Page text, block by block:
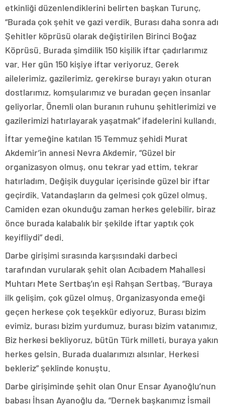
etkinliği düzenlendiklerini belirten başkan Turunç,
“Burada çok şehit ve gazi verdik. Burası daha sonra adı
Şehitler köprüsü olarak değiştirilen Birinci Boğaz
Köprüsü. Burada şimdilik 150 kişilik iftar çadırlarımız
var. Her gün 150 kişiye iftar veriyoruz. Gerek
ailelerimiz, gazilerimiz, gerekirse burayı yakın oturan
dostlarımız, komşularımız ve buradan geçen insanlar
geliyorlar. Önemli olan buranın ruhunu şehitlerimizi ve
gazilerimizi hatırlayarak yaşatmak” ifadelerini kullandı.
İftar yemeğine katılan 15 Temmuz şehidi Murat
Akdemir’in annesi Nevra Akdemir, “Güzel bir
organizasyon olmuş, onu tekrar yad ettim, tekrar
hatırladım. Değişik duygular içerisinde güzel bir iftar
geçirdik. Vatandaşların da gelmesi çok güzel olmuş.
Camiden ezan okunduğu zaman herkes gelebilir, biraz
önce burada kalabalık bir şekilde iftar yaptık çok
keyifliydi” dedi.
Darbe girişimi sırasında karşısındaki darbeci
tarafından vurularak şehit olan Acıbadem Mahallesi
Muhtarı Mete Sertbaş’ın eşi Rahşan Sertbaş, “Buraya
ilk gelişim, çok güzel olmuş. Organizasyonda emeği
geçen herkese çok teşekkür ediyoruz. Burası bizim
evimiz, burası bizim yurdumuz, burası bizim vatanımız.
Biz herkesi bekliyoruz, bütün Türk milleti, buraya yakın
herkes gelsin. Burada dualarımızı alsınlar. Herkesi
bekleriz” şeklinde konuştu.
Darbe girişiminde şehit olan Onur Ensar Ayanoğlu’nun
babası İhsan Ayanoğlu da, “Dernek başkanımız İsmail